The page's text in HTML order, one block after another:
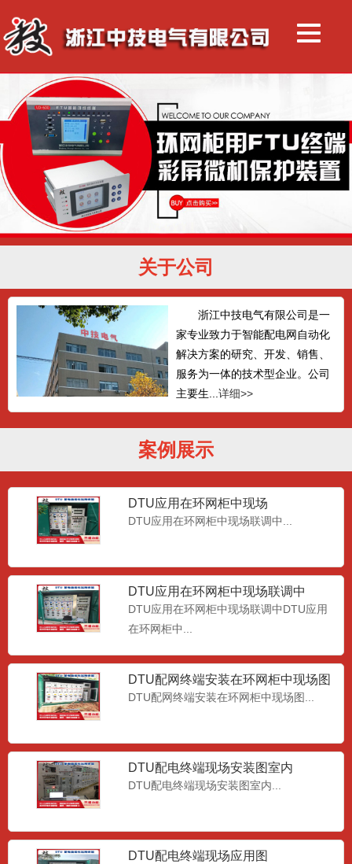
关于公司
浙江中技电气有限公司是一
家专业致力于智能配电网自动化
解决方案的研究、开发、销售、
服务为一体的技术型企业。公司
主要生...详细>>
案例展示
DTU应用在环网柜中现场
DTU应用在环网柜中现场联调中...
DTU应用在环网柜中现场联调中
DTU应用在环网柜中现场联调中DTU应用
在环网柜中...
DTU配网终端安装在环网柜中现场图
DTU配网终端安装在环网柜中现场图...
DTU配电终端现场安装图室内
DTU配电终端现场安装图室内...
DTU配电终端现场应用图